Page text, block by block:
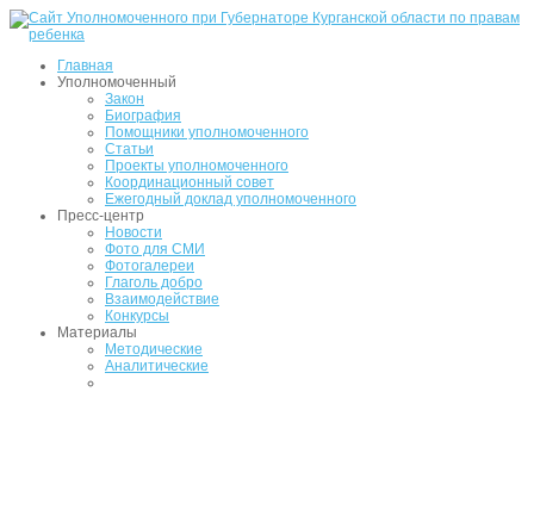
Главная
Уполномоченный
Закон
Биография
Помощники уполномоченного
Статьи
Проекты уполномоченного
Координационный совет
Ежегодный доклад уполномоченного
Пресс-центр
Новости
Фото для СМИ
Фотогалереи
Глаголь добро
Взаимодействие
Конкурсы
Материалы
Методические
Аналитические